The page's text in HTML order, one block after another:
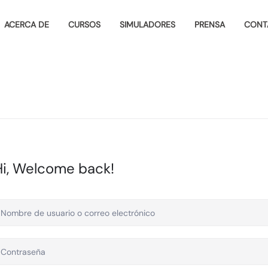
ACERCA DE CURSOS SIMULADORES PRENSA
Welcome back!